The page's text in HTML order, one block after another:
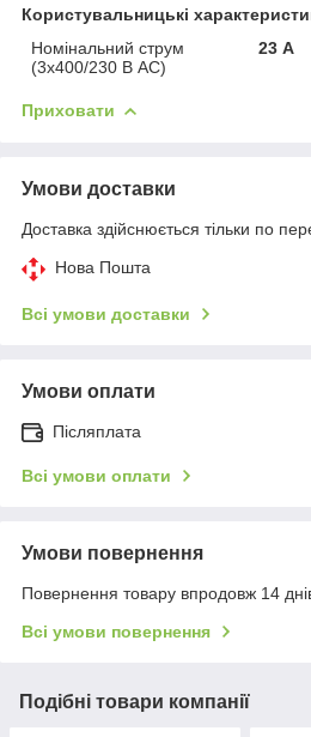
Користувальницькі
Номінальний струм
(3х400/230 В АС)
23 А
Приховати
Умови доставки
Доставка здійснюється тільки по
Нова Пошта
Всі умови доставки
Умови оплати
Післяплата
Всі умови оплати
Умови повернення
Повернення товару впродовж 14
Всі умови повернення
Подібні товари компанії